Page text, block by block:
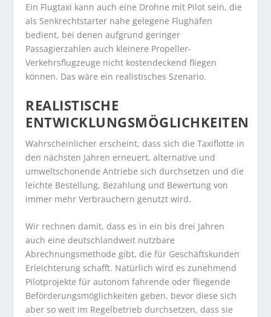
Ein Flugtaxi kann auch eine Drohne mit Pilot sein, die
als Senkrechtstarter nahe gelegene Flughäfen
bedient, bei denen aufgrund geringer
Passagierzahlen auch kleinere Propeller-
Verkehrsflugzeuge nicht kostendeckend fliegen
können. Das wäre ein realistisches Szenario.
REALISTISCHE
ENTWICKLUNGSMÖGLICHKEITEN
Wahrscheinlicher erscheint, dass sich die Taxiflotte in
den nächsten Jahren erneuert, alternative und
umweltschonende Antriebe sich durchsetzen und die
leichte Bestellung, Bezahlung und Bewertung von
immer mehr Verbrauchern genutzt wird.
Wir rechnen damit, dass es in ein bis drei Jahren
auch eine deutschlandweit nutzbare
Abrechnungsmethode gibt, die für Geschäftskunden
Erleichterung schafft. Natürlich wird es zunehmend
Pilotprojekte für autonom fahrende oder fliegende
Beförderungsmöglichkeiten geben, bevor diese sich
aber so weit im Regelbetrieb durchsetzen, dass sie